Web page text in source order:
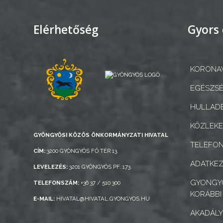
TÁJÉKOZTATÓK
ÁTLÁTHATÓSÁG
ÖNKORMÁNYZATI
CÉGEK
ÉS
INTÉZMÉNYEK
NYOMTATVÁNYOK
Elérhetőség
GYÖNGYÖSI KÖZÖS ÖNKORMÁNYZATI HIVATAL
CÍM: 3200 GYÖNGYÖS FŐ TÉR 13.
LEVELEZÉS: 3201 GYÖNGYÖS PF.:173.
TELEFONSZÁM: +36 37 / 510 300
E-MAIL: HIVATAL@HIVATAL.GYONGYOS.HU
Gyors